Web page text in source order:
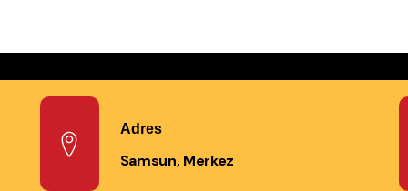
Adres
Samsun, Merkez